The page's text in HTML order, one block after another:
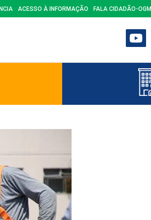
ACESSO À INFORMAÇÃO FALA CIDADÃO-OGM